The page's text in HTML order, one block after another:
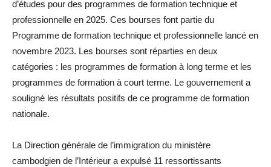
d’études pour des programmes de formation technique et
professionnelle en 2025. Ces bourses font partie du
Programme de formation technique et professionnelle lancé en
novembre 2023. Les bourses sont réparties en deux
catégories : les programmes de formation à long terme et les
programmes de formation à court terme. Le gouvernement a
souligné les résultats positifs de ce programme de formation
nationale.
La Direction générale de l’immigration du ministère
cambodgien de l’Intérieur a expulsé 11 ressortissants